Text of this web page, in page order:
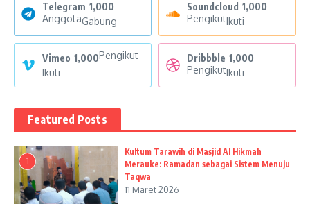
Telegram 1,000
AnggotaGabung
Soundcloud 1,000
PengikutIkuti
Vimeo 1,000Pengikut
Ikuti
Dribbble 1,000
PengikutIkuti
Featured Posts
1
Kultum Tarawih di Masjid Al Hikmah
Merauke: Ramadan sebagai Sistem Menuju
Taqwa
11 Maret 2026